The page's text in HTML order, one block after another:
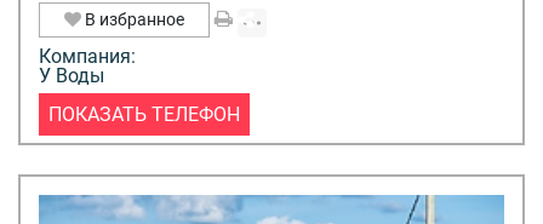
В избранное
Компания:
У Воды
ПОКАЗАТЬ ТЕЛЕФОН